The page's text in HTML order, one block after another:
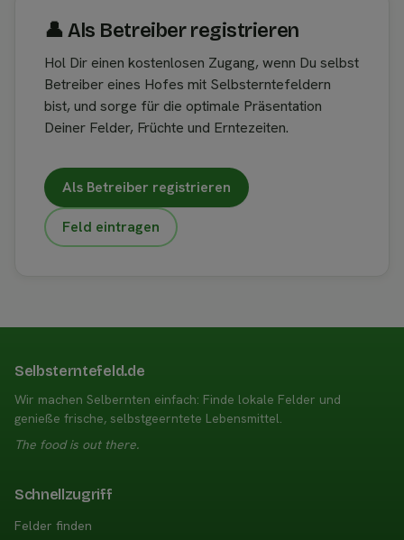
👤︎ Als Betreiber registrieren
Hol Dir einen kostenlosen Zugang, wenn Du selbst
Betreiber eines Hofes mit Selbsterntefeldern
bist, und sorge für die optimale Präsentation
Deiner Felder, Früchte und Erntezeiten.
Als Betreiber registrieren
Feld eintragen
Selbsterntefeld.de
Wir machen Selbernten einfach: Finde lokale Felder und
genieße frische, selbstgeerntete Lebensmittel.
The food is out there.
Schnellzugriff
Felder finden